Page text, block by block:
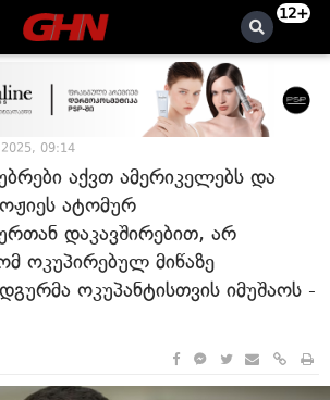
12+
2025, 09:14
აქვთ ამერიკელებს და
ატომურ
დაკავშირებით, არ
ოკუპირებულ მიწაზე
ოკუპანტისთვის იმუშაოს -